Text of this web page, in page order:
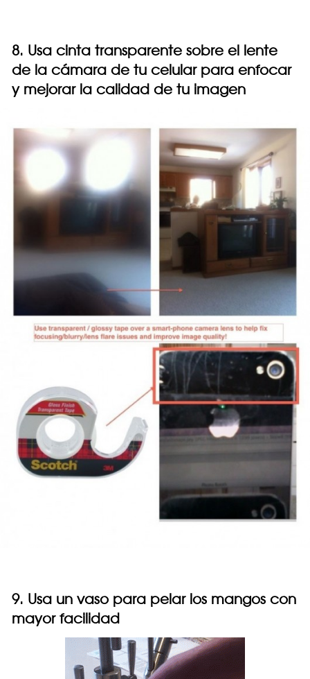
8. Usa cinta transparente sobre el lente
de la cámara de tu celular para enfocar
y mejorar la calidad de tu imagen
9. Usa un vaso para pelar los mangos con
mayor facilidad